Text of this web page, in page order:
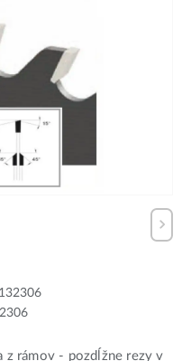
z rámov - pozdĺžne rezy v